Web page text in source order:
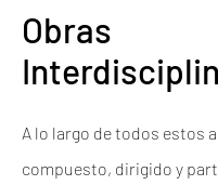
Obras
A lo largo de todos estos
compuesto, dirigido y